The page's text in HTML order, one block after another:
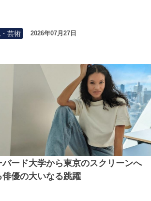
芸術 2026年07月27日
バード大学から東京のスクリーンへ
俳優の大いなる跳躍